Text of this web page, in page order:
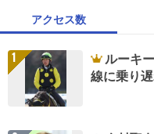
アクセス数
1
ルーキ
線に乗り